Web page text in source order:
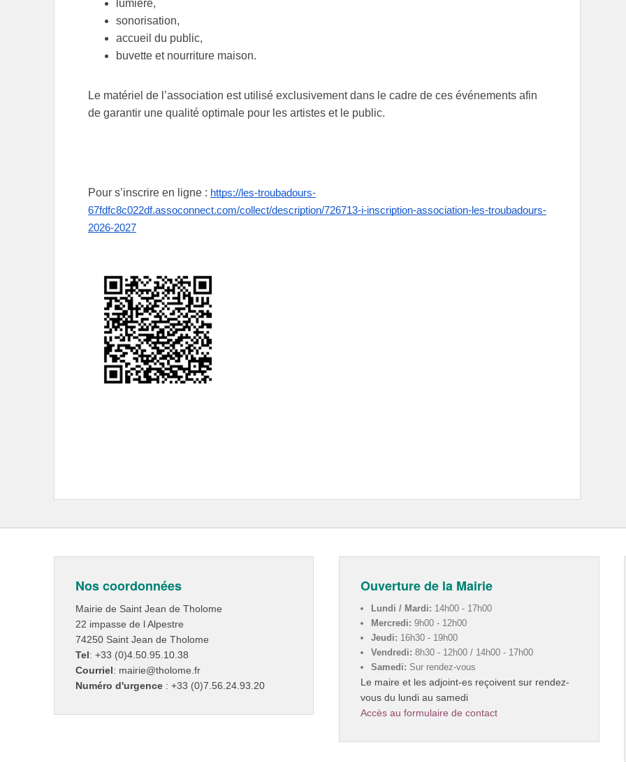
lumière,
sonorisation,
accueil du public,
buvette et nourriture maison.
Le matériel de l’association est utilisé exclusivement dans le cadre de ces événements afin
de garantir une qualité optimale pour les artistes et le public.
Pour s’inscrire en ligne : https://les-troubadours-
67fdfc8c022df.assoconnect.com/collect/description/726713-i-inscription-association-les-troubadours-
2026-2027
Nos coordonnées
Mairie de Saint Jean de Tholome
22 impasse de l Alpestre
74250 Saint Jean de Tholome
Tel: +33 (0)4.50.95.10.38
Courriel: mairie@tholome.fr
Numéro d'urgence : +33 (0)7.56.24.93.20
Ouverture de la Mairie
Lundi / Mardi: 14h00 - 17h00
Mercredi: 9h00 - 12h00
Jeudi: 16h30 - 19h00
Vendredi: 8h30 - 12h00 / 14h00 - 17h00
Samedi: Sur rendez-vous
Le maire et les adjoint-es reçoivent sur rendez-
vous du lundi au samedi
Accès au formulaire de contact